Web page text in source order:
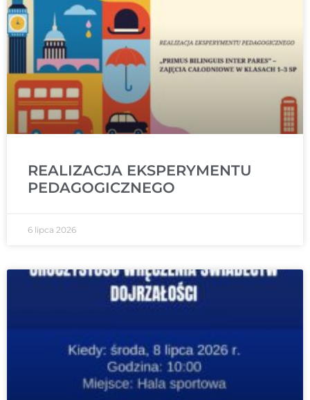
REALIZACJA EKSPERYMENTU
PEDAGOGICZNEGO
6 lipca 2026